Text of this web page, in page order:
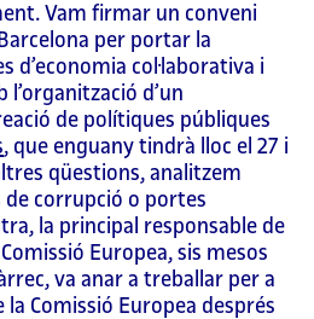
Vam firmar un conveni
per portar la
d’economia col·laborativa i
d’un
de polítiques públiques
, que enguany tindrà lloc el 27 i
qüestions, analitzem
de corrupció o portes
la principal responsable de
Europea, sis mesos
va anar a treballar per a
la Comissió Europea després